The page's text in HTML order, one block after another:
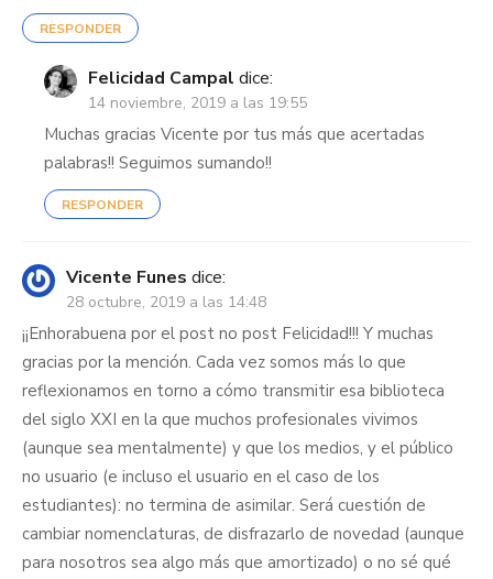
RESPONDER
Felicidad Campal dice:
14 noviembre, 2019 a las 19:55
Muchas gracias Vicente por tus más que acertadas
palabras!! Seguimos sumando!!
RESPONDER
Vicente Funes dice:
28 octubre, 2019 a las 14:48
¡¡Enhorabuena por el post no post Felicidad!!! Y muchas
gracias por la mención. Cada vez somos más lo que
reflexionamos en torno a cómo transmitir esa biblioteca
del siglo XXI en la que muchos profesionales vivimos
(aunque sea mentalmente) y que los medios, y el público
no usuario (e incluso el usuario en el caso de los
estudiantes): no termina de asimilar. Será cuestión de
cambiar nomenclaturas, de disfrazarlo de novedad (aunque
para nosotros sea algo más que amortizado) o no sé qué